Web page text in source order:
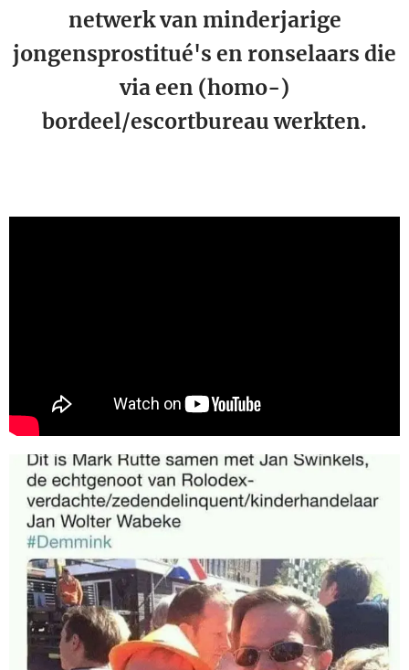
netwerk van minderjarige
jongensprostitué's en ronselaars die
via een (homo-)
bordeel/escortbureau werkten.